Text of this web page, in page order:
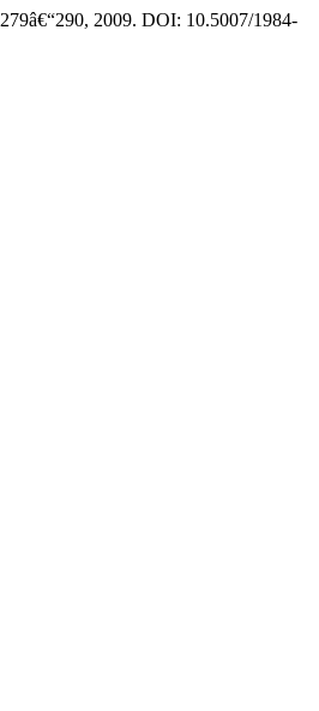
2009. DOI: 10.5007/1984-